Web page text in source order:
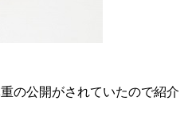
の公開がされていたので紹介